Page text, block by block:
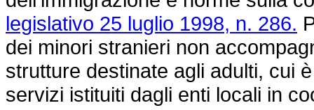
legislativo 25 luglio 1998, n. 286.
dei minori stranieri non
strutture destinate agli adulti, cui
servizi istituiti dagli enti locali in